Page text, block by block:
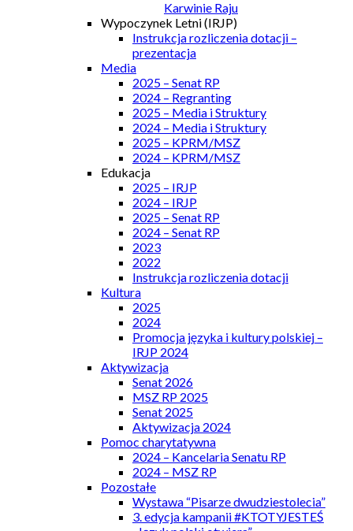
Karwinie Raju
Wypoczynek Letni (IRJP)
Instrukcja rozliczenia dotacji –
prezentacja
Media
2025 – Senat RP
2024 – Regranting
2025 – Media i Struktury
2024 – Media i Struktury
2025 – KPRM/MSZ
2024 – KPRM/MSZ
Edukacja
2025 – IRJP
2024 – IRJP
2025 – Senat RP
2024 – Senat RP
2023
2022
Instrukcja rozliczenia dotacji
Kultura
2025
2024
Promocja języka i kultury polskiej –
IRJP 2024
Aktywizacja
Senat 2026
MSZ RP 2025
Senat 2025
Aktywizacja 2024
Pomoc charytatywna
2024 – Kancelaria Senatu RP
2024 – MSZ RP
Pozostałe
Wystawa “Pisarze dwudziestolecia”
3. edycja kampanii #KTOTYJESTEŚ